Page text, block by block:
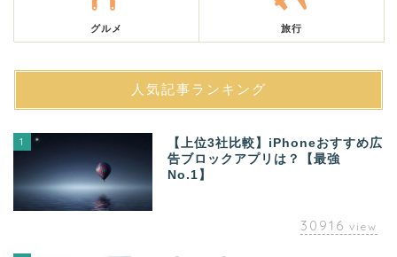
グルメ 旅行
人気記事ランキング
1
【上位3社比較】iPhoneおすすめ広
告ブロックアプリは？【最強
No.1】
30916 view